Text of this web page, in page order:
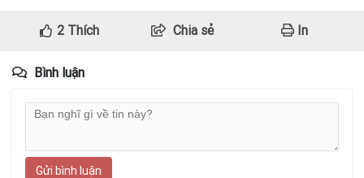
2Thích Chia sẻ In
Bình luận
Gửi bình luận